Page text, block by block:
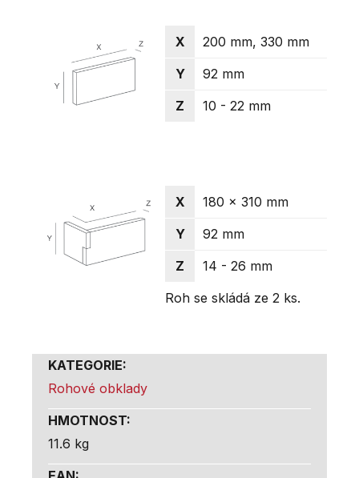
X
200 mm, 330 mm
Y
92 mm
Z
10 - 22 mm
X
180 x 310 mm
Y
92 mm
Z
14 - 26 mm
Roh se skládá ze 2 ks.
KATEGORIE:
Rohové obklady
HMOTNOST:
11.6 kg